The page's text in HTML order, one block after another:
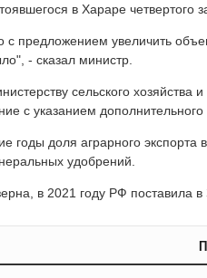
в Хараре
предложением увеличить
- сказал министр.
сельского
с указанием
годы доля аграрного
удобрений.
в 2021 году РФ поставила